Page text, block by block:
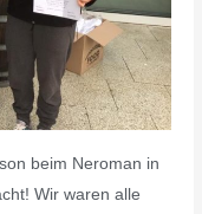
beim Neroman in
Wir waren alle